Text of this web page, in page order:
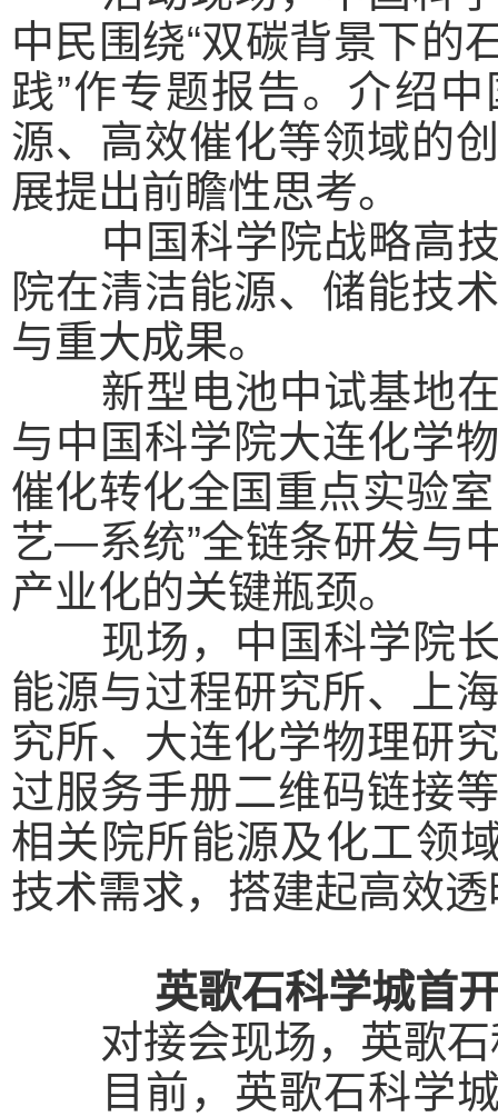
中民围绕“双碳背景下的
践”作专题报告。介绍
源、高效催化等领域的
展提出前瞻性思考。
中国科学院战略高技
院在清洁能源、储能技
与重大成果。
新型电池中试基地在
与中国科学院大连化学
催化转化全国重点实验
艺—系统”全链条研发与
产业化的关键瓶颈。
现场，中国科学院长
能源与过程研究所、上
究所、大连化学物理研
过服务手册二维码链接
相关院所能源及化工领
技术需求，搭建起高效
英歌石科学城首
对接会现场，英歌石
目前，英歌石科学城